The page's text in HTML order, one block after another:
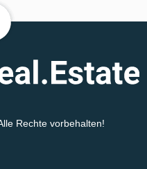
Rechte vorbehalten!